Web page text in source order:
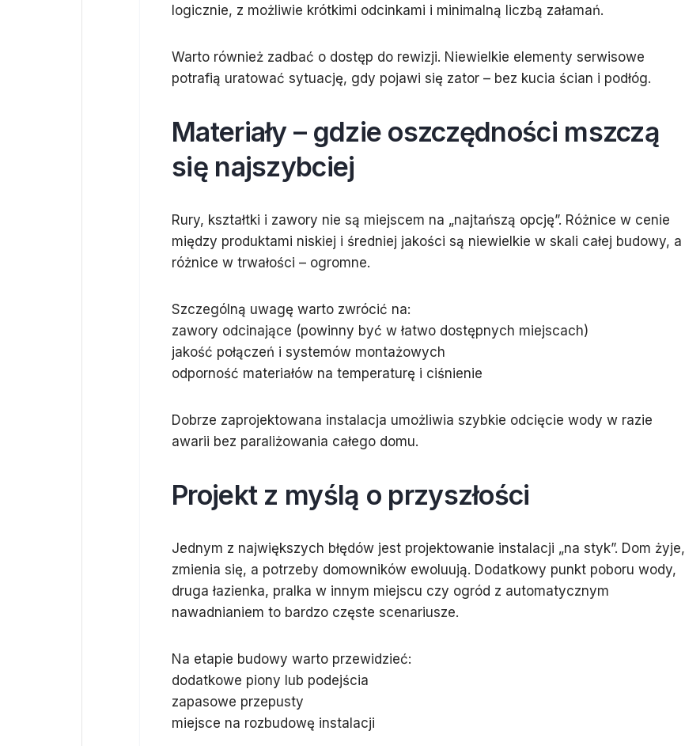
logicznie, z możliwie krótkimi odcinkami i minimalną liczbą załamań.
Warto również zadbać o dostęp do rewizji. Niewielkie elementy serwisowe
potrafią uratować sytuację, gdy pojawi się zator – bez kucia ścian i podłóg.
Materiały – gdzie oszczędności mszczą
się najszybciej
Rury, kształtki i zawory nie są miejscem na „najtańszą opcję”. Różnice w cenie
między produktami niskiej i średniej jakości są niewielkie w skali całej budowy, a
różnice w trwałości – ogromne.
Szczególną uwagę warto zwrócić na:
zawory odcinające (powinny być w łatwo dostępnych miejscach)
jakość połączeń i systemów montażowych
odporność materiałów na temperaturę i ciśnienie
Dobrze zaprojektowana instalacja umożliwia szybkie odcięcie wody w razie
awarii bez paraliżowania całego domu.
Projekt z myślą o przyszłości
Jednym z największych błędów jest projektowanie instalacji „na styk”. Dom żyje,
zmienia się, a potrzeby domowników ewoluują. Dodatkowy punkt poboru wody,
druga łazienka, pralka w innym miejscu czy ogród z automatycznym
nawadnianiem to bardzo częste scenariusze.
Na etapie budowy warto przewidzieć:
dodatkowe piony lub podejścia
zapasowe przepusty
miejsce na rozbudowę instalacji